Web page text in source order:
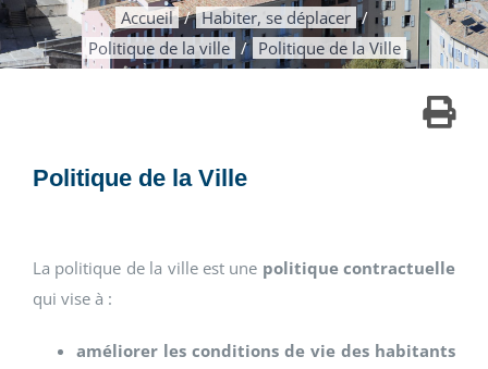
Accueil
Habiter, se déplacer
Politique de la ville
Politique de la Ville
Politique de la Ville
La politique de la ville est une politique contractuelle
qui vise à :
améliorer les conditions de vie des habitants